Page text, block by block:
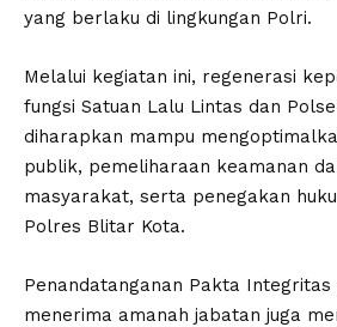
yang berlaku di lingkungan Polri.
Melalui kegiatan ini, regenerasi
fungsi Satuan Lalu Lintas dan
diharapkan mampu
publik, pemeliharaan keamanan
masyarakat, serta penegakan
Polres Blitar Kota.
Penandatanganan Pakta
menerima amanah jabatan juga